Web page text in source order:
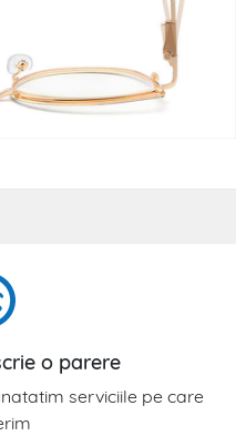
o parere
serviciile pe care